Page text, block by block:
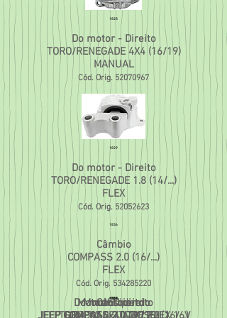
1828
Do motor - Direito
TORO/RENEGADE 4X4 (16/19)
MANUAL
Cód. Orig. 52070967
1829
Do motor - Direito
TORO/RENEGADE 1.8 (14/...)
FLEX
Cód. Orig. 52052623
1836
Câmbio
COMPASS 2.0 (16/...)
FLEX
Cód. Orig. 534285220
1837
Do motor direito
1843
Câmbio
1853
Motor Direito
1854
Motor Esquerdo